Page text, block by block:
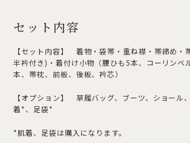
セット内容
【セット内容】 着物・袋帯・重ね襟・帯締め・
半衿付き)・着付け小物（腰ひも5本、コーリンベ
本、帯枕、前板、後板、衿芯）
【オプション】 草履バッグ、ブーツ、ショール
着*、足袋*
*肌着、足袋は購入になります。